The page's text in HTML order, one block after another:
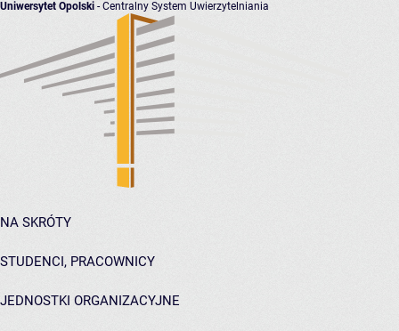
Uniwersytet Opolski - Centralny System Uwierzytelniania
NA SKRÓTY
STUDENCI, PRACOWNICY
JEDNOSTKI ORGANIZACYJNE